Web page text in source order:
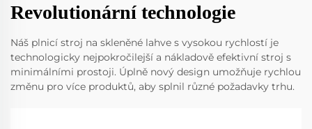
Revolutionární technologie
Náš plnicí stroj na skleněné lahve s vysokou rychlostí je
technologicky nejpokročilejší a nákladově efektivní stroj s
minimálními prostoji. Úplně nový design umožňuje rychlou
změnu pro více produktů, aby splnil různé požadavky trhu.